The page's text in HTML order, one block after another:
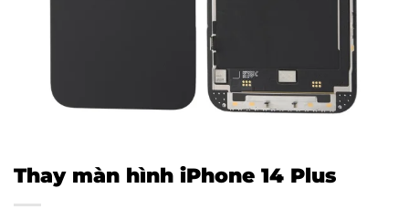
Thay màn hình iPhone 14 Plus